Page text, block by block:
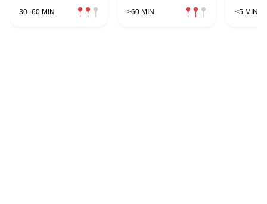
30–60 MIN >60 MIN <5 MIN